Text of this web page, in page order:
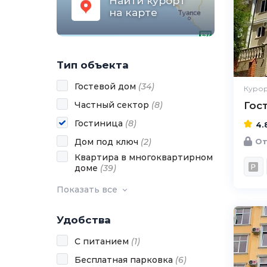
на карте
Тип объекта
Гостевой дом (34)
Частный сектор (8)
Гостиница (8)
Дом под ключ (2)
Квартира в многоквартирном
доме (39)
Показать все
Удобства
С питанием (1)
Бесплатная парковка (6)